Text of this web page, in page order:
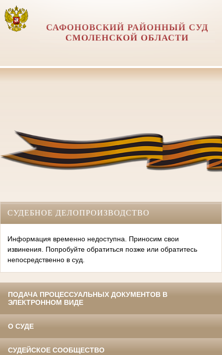
САФОНОВСКИЙ РАЙОННЫЙ СУД
СМОЛЕНСКОЙ ОБЛАСТИ
СУДЕБНОЕ ДЕЛОПРОИЗВОДСТВО
Информация временно недоступна. Приносим свои
извинения. Попробуйте обратиться позже или обратитесь
непосредственно в суд.
ПОДАЧА ПРОЦЕССУАЛЬНЫХ ДОКУМЕНТОВ В
ЭЛЕКТРОННОМ ВИДЕ
О СУДЕ
СУДЕЙСКОЕ СООБЩЕСТВО